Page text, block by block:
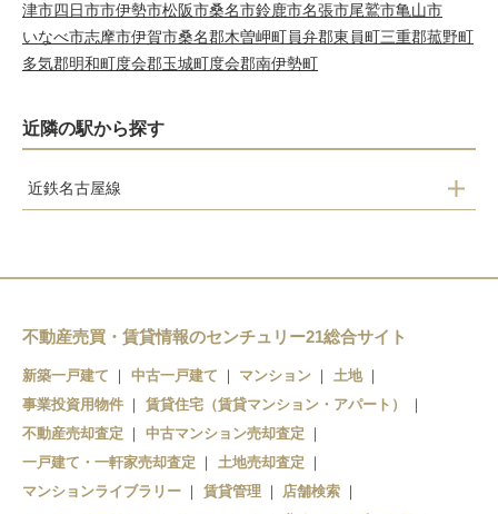
津市四日市市伊勢市松阪市桑名市鈴鹿市名張市尾鷲市亀山市
いなべ市志摩市伊賀市桑名郡木曽岬町員弁郡東員町三重郡菰野町
多気郡明和町度会郡玉城町度会郡南伊勢町
近隣の駅から探す
近鉄名古屋線
不動産売買・賃貸情報のセンチュリー21総合サイト
新築一戸建て 中古一戸建て マンション
土地
事業投資用物件
賃貸住宅（賃貸マンション・アパート）
不動産売却査定
中古マンション売却査定
一戸建て・一軒家売却査定
土地売却査定
マンションライブラリー
賃貸管理
店舗検索